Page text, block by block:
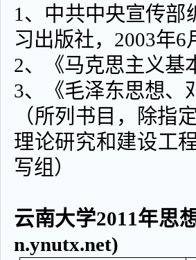
1、中共中央宣传部
习出版社，2003年6
2、《马克思主义基
3、《毛泽东思想、
（所列书目，除指
理论研究和建设工
写组）
云南大学2011年思
n.ynutx.net)